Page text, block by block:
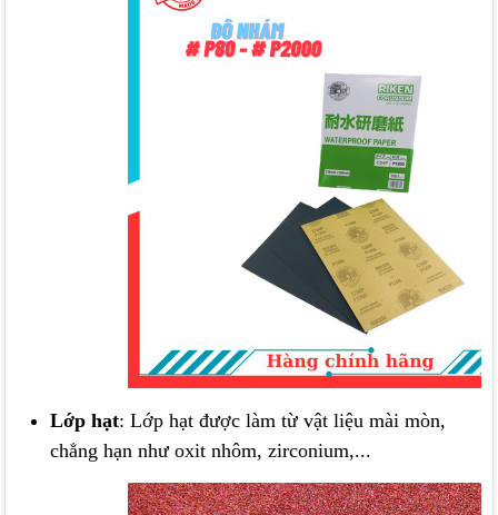
Lớp hạt: Lớp hạt được làm từ vật liệu mài mòn,
chẳng hạn như oxit nhôm, zirconium,...